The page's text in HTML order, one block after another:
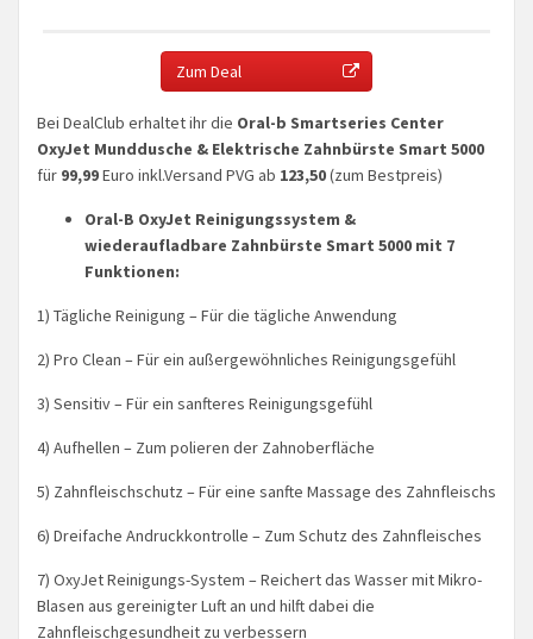
Zum Deal
Bei DealClub erhaltet ihr die Oral-b Smartseries Center
OxyJet Munddusche & Elektrische Zahnbürste Smart 5000
für 99,99Euro inkl.Versand PVG ab 123,50(zum Bestpreis)
Oral-B OxyJet Reinigungssystem &
wiederaufladbare Zahnbürste Smart 5000 mit 7
Funktionen:
1) Tägliche Reinigung – Für die tägliche Anwendung
2) Pro Clean – Für ein außergewöhnliches Reinigungsgefühl
3) Sensitiv – Für ein sanfteres Reinigungsgefühl
4) Aufhellen – Zum polieren der Zahnoberfläche
5) Zahnfleischschutz – Für eine sanfte Massage des Zahnfleischs
6) Dreifache Andruckkontrolle – Zum Schutz des Zahnfleisches
7) OxyJet Reinigungs-System – Reichert das Wasser mit Mikro-
Blasen aus gereinigter Luft an und hilft dabei die
Zahnfleischgesundheit zu verbessern